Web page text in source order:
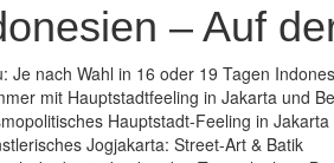
– Auf
Je nach Wahl in 16 oder 19 Tagen
mit Hauptstadtfeeling in Jakarta und
Hauptstadt-Feeling in Jakarta
Jogjakarta: Street-Art & Batik